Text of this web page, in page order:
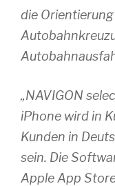
die
„NAVIGON
iPhone wird in
Kunden in
sein. Die
Apple App